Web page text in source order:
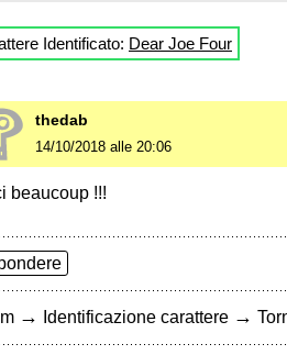
Identificato: Dear Joe Four
thedab
14/10/2018 alle 20:06
beaucoup !!!
→ Identificazione carattere →